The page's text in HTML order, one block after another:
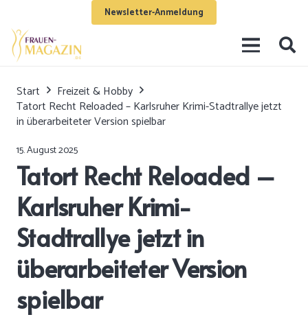
Newsletter-Anmeldung
Start
Freizeit & Hobby
Tatort Recht Reloaded – Karlsruher Krimi-Stadtrallye jetzt
in überarbeiteter Version spielbar
15. August 2025
Tatort Recht Reloaded –
Karlsruher Krimi-
Stadtrallye jetzt in
überarbeiteter Version
spielbar